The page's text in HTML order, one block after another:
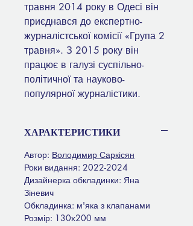
травня 2014 року в Одесі він
приєднався до експертно-
журналістської комісії «Група 2
травня». З 2015 року він
працює в галузі суспільно-
політичної та науково-
популярної журналістики.
ХАРАКТЕРИСТИКИ
Автор: Володимир Саркісян
Роки видання: 2022-2024
Дизайнерка обкладинки: Яна
Зіневич
Обкладинка: м'яка з клапанами
Розмір: 130х200 мм